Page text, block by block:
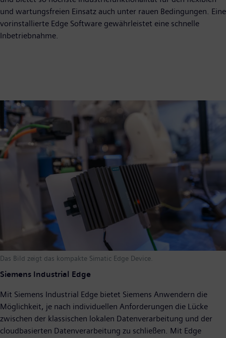
und wartungsfreien Einsatz auch unter rauen Bedingungen. Eine
vorinstallierte Edge Software gewährleistet eine schnelle
Inbetriebnahme.
Das Bild zeigt das kompakte Simatic Edge Device.
Siemens Industrial Edge
Mit Siemens Industrial Edge bietet Siemens Anwendern die
Möglichkeit, je nach individuellen Anforderungen die Lücke
zwischen der klassischen lokalen Datenverarbeitung und der
cloudbasierten Datenverarbeitung zu schließen. Mit Edge